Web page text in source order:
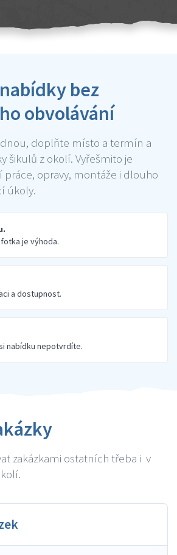
bez
obvolávání
doplňte místo a termín a
šikulů z okolí. Vyřešmito je
opravy, montáže i dlouho
úkoly.
je výhoda.
a dostupnost.
nabídku nepotvrdíte.
zakázkami ostatních třeba i v